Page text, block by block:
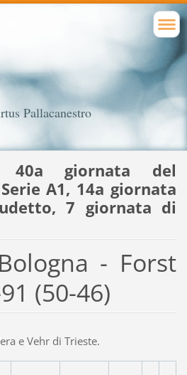
Pallacanestro
40a giornata del
A1, 14a giornata
7 giornata di
- Forst
(50-46)
e Vehr di Trieste.